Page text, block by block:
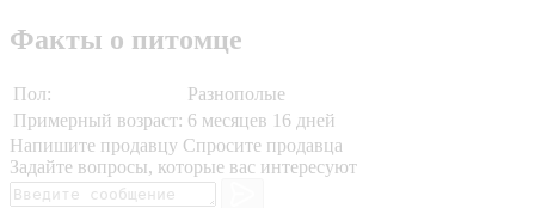
Факты о питомце
Пол:
Разнополые
Примерный возраст: 6 месяцев 16 дней
Напишите продавцу Спросите продавца
Задайте вопросы, которые вас интересуют